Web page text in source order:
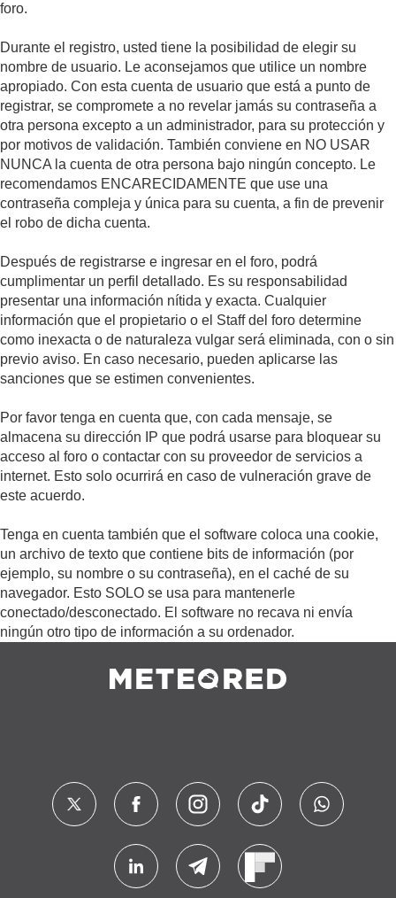
foro.
Durante el registro, usted tiene la posibilidad de elegir su
nombre de usuario. Le aconsejamos que utilice un nombre
apropiado. Con esta cuenta de usuario que está a punto de
registrar, se compromete a no revelar jamás su contraseña a
otra persona excepto a un administrador, para su protección y
por motivos de validación. También conviene en NO USAR
NUNCA la cuenta de otra persona bajo ningún concepto. Le
recomendamos ENCARECIDAMENTE que use una
contraseña compleja y única para su cuenta, a fin de prevenir
el robo de dicha cuenta.
Después de registrarse e ingresar en el foro, podrá
cumplimentar un perfil detallado. Es su responsabilidad
presentar una información nítida y exacta. Cualquier
información que el propietario o el Staff del foro determine
como inexacta o de naturaleza vulgar será eliminada, con o sin
previo aviso. En caso necesario, pueden aplicarse las
sanciones que se estimen convenientes.
Por favor tenga en cuenta que, con cada mensaje, se
almacena su dirección IP que podrá usarse para bloquear su
acceso al foro o contactar con su proveedor de servicios a
internet. Esto solo ocurrirá en caso de vulneración grave de
este acuerdo.
Tenga en cuenta también que el software coloca una cookie,
un archivo de texto que contiene bits de información (por
ejemplo, su nombre o su contraseña), en el caché de su
navegador. Esto SOLO se usa para mantenerle
conectado/desconectado. El software no recava ni envía
ningún otro tipo de información a su ordenador.